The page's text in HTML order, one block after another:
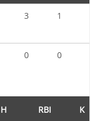
3 1
0 0
H RBI K